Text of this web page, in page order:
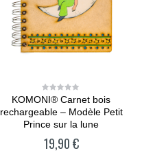
0
of
5
KOMONI® Carnet bois
rechargeable – Modèle Petit
Prince sur la lune
19,90€